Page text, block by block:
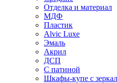
Отделка и материал
МДФ
Пластик
Alvic Luxe
Эмаль
Акрил
ДСП
С патиной
Шкафы-купе с